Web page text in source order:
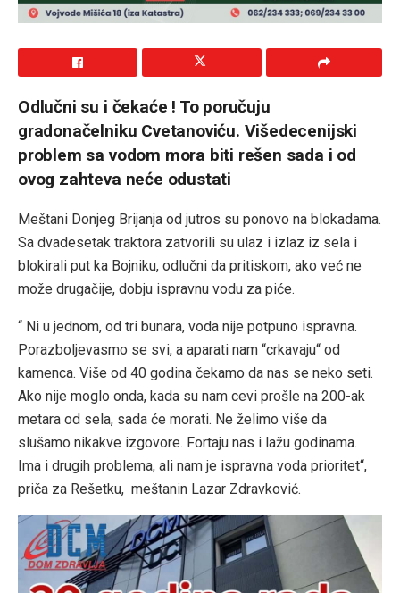
Odlučni su i čekaće ! To poručuju
gradonačelniku Cvetanoviću. Višedecenijski
problem sa vodom mora biti rešen sada i od
ovog zahteva neće odustati
Meštani Donjeg Brijanja od jutros su ponovo na blokadama.
Sa dvadesetak traktora zatvorili su ulaz i izlaz iz sela i
blokirali put ka Bojniku, odlučni da pritiskom, ako već ne
može drugačije, dobju ispravnu vodu za piće.
“ Ni u jednom, od tri bunara, voda nije potpuno ispravna.
Porazboljevasmo se svi, a aparati nam “crkavaju“ od
kamenca. Više od 40 godina čekamo da nas se neko seti.
Ako nije moglo onda, kada su nam cevi prošle na 200-ak
metara od sela, sada će morati. Ne želimo više da
slušamo nikakve izgovore. Fortaju nas i lažu godinama.
Ima i drugih problema, ali nam je ispravna voda prioritet“,
priča za Rešetku, meštanin Lazar Zdravković.